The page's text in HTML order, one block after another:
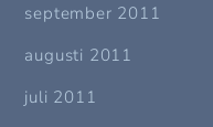
september 2011
augusti 2011
juli 2011